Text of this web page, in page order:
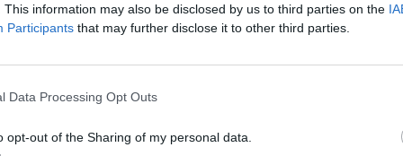
This information may also be disclosed by us to third parties on the
Participants that may further disclose it to other third parties.
Data Processing Opt Outs
opt-out of the Sharing of my personal data.
– s svojim znanjem, neuničljivo ljubeznijo do žanra in projekti, kot
prijateljstvu temelječe zaupanje so samo pika na i.
sceno vklopljen že od malih nog in velja za eno ključnih imen z
trap estetiko in parolami, ustvarjenimi za skupno skandiranje,
battlih nihče ne želi za nasprotnika. Eden najbolj tehnično
najboljših rapovskih izdaj novega tisočletja.
pa s samim sabo, je mojster dissov. Veteran slovenske